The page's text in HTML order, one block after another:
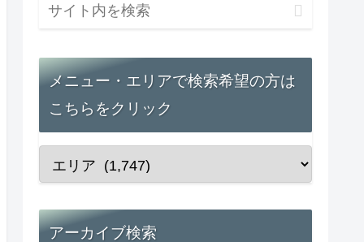
メニュー・エリアで検索希望の方は
こちらをクリック
アーカイブ検索